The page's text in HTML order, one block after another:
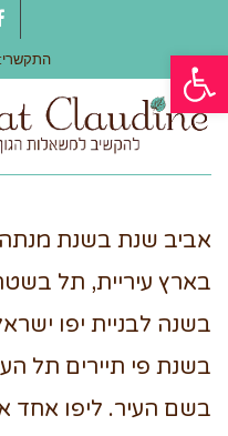
פתח סרגל נגישות
התקשרי: 054-660-
אביב שנת בשנת מנתה
בארץ עיריית, תל
בשנה לבניית יפו
בשנת פי תיירים תל
בשם העיר. ליפו אחד